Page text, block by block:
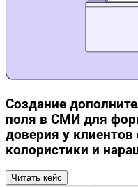
Создание
поля в СМИ для
доверия у
колористики и
Читать кейс